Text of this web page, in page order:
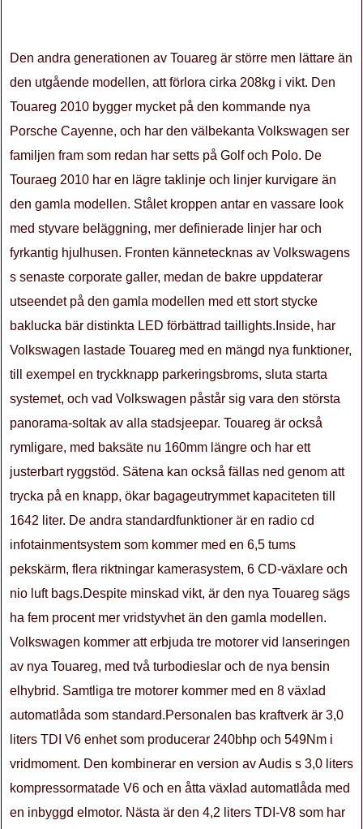
Den andra generationen av Touareg är större men lättare än
den utgående modellen, att förlora cirka 208kg i vikt. Den
Touareg 2010 bygger mycket på den kommande nya
Porsche Cayenne, och har den välbekanta Volkswagen ser
familjen fram som redan har setts på Golf och Polo. De
Touraeg 2010 har en lägre taklinje och linjer kurvigare än
den gamla modellen. Stålet kroppen antar en vassare look
med styvare beläggning, mer definierade linjer har och
fyrkantig hjulhusen. Fronten kännetecknas av Volkswagens
s senaste corporate galler, medan de bakre uppdaterar
utseendet på den gamla modellen med ett stort stycke
baklucka bär distinkta LED förbättrad taillights.Inside, har
Volkswagen lastade Touareg med en mängd nya funktioner,
till exempel en tryckknapp parkeringsbroms, sluta starta
systemet, och vad Volkswagen påstår sig vara den största
panorama-soltak av alla stadsjeepar. Touareg är också
rymligare, med baksäte nu 160mm längre och har ett
justerbart ryggstöd. Sätena kan också fällas ned genom att
trycka på en knapp, ökar bagageutrymmet kapaciteten till
1642 liter. De andra standardfunktioner är en radio cd
infotainmentsystem som kommer med en 6,5 tums
pekskärm, flera riktningar kamerasystem, 6 CD-växlare och
nio luft bags.Despite minskad vikt, är den nya Touareg sägs
ha fem procent mer vridstyvhet än den gamla modellen.
Volkswagen kommer att erbjuda tre motorer vid lanseringen
av nya Touareg, med två turbodieslar och de nya bensin
elhybrid. Samtliga tre motorer kommer med en 8 växlad
automatlåda som standard.Personalen bas kraftverk är 3,0
liters TDI V6 enhet som producerar 240bhp och 549Nm i
vridmoment. Den kombinerar en version av Audis s 3,0 liters
kompressormatade V6 och en åtta växlad automatlåda med
en inbyggd elmotor. Nästa är den 4,2 liters TDI-V8 som har